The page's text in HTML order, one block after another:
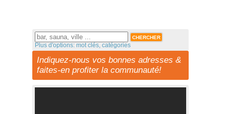
Plus d'options: mot clés, catégories
Indiquez-nous vos bonnes adresses &
faites-en profiter la communauté!